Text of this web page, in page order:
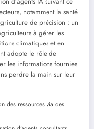
d’agents IA suivant ce
notamment la santé
de précision : un
à gérer les
climatiques et en
adopte le rôle de
les informations fournies
perdre la main sur leur
des ressources via des